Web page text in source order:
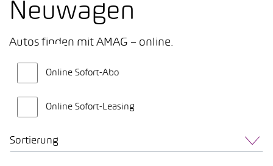
Neuwagen
Autos finden mit AMAG – online.
Online Sofort-Abo
Online Sofort-Leasing
Sortierung